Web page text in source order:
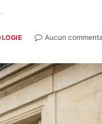
Aucun